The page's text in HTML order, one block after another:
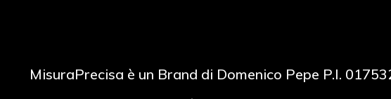
MisuraPrecisa è un Brand di Domenico Pepe P.I.